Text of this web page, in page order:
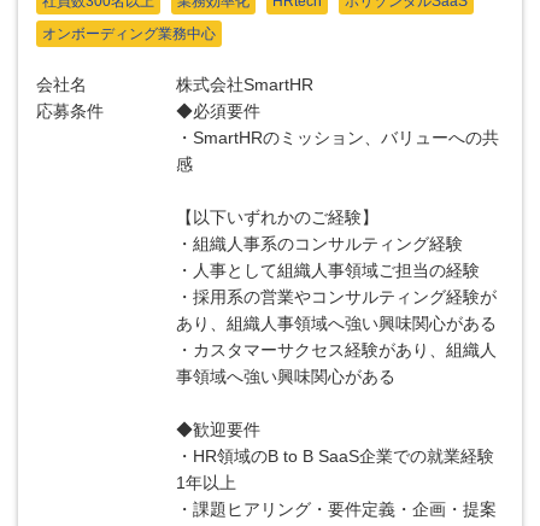
オンボーディング業務中心
会社名
株式会社SmartHR
応募条件
◆必須要件
・SmartHRのミッション、バリューへの共
感
【以下いずれかのご経験】
・組織人事系のコンサルティング経験
・人事として組織人事領域ご担当の経験
・採用系の営業やコンサルティング経験が
あり、組織人事領域へ強い興味関心がある
・カスタマーサクセス経験があり、組織人
事領域へ強い興味関心がある
◆歓迎要件
・HR領域のB to B SaaS企業での就業経験
1年以上
・課題ヒアリング・要件定義・企画・提案